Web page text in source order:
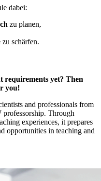
dabei:
zu planen,
zu schärfen.
requirements yet? Then
you!
and professionals from
Through
experiences, it prepares
opportunities in teaching and